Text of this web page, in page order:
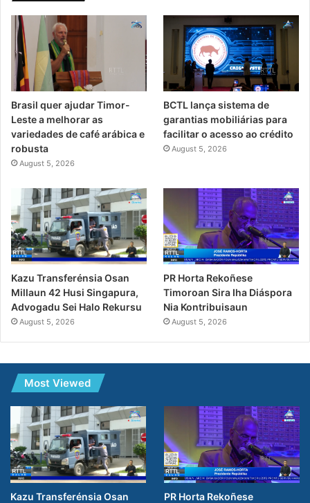
Brasil quer ajudar Timor-
Leste a melhorar as
variedades de café arábica e
robusta
August 5, 2026
BCTL lança sistema de
garantias mobiliárias para
facilitar o acesso ao crédito
August 5, 2026
Kazu Transferénsia Osan
Millaun 42 Husi Singapura,
Advogadu Sei Halo Rekursu
August 5, 2026
PR Horta Rekoñese
Timoroan Sira Iha Diáspora
Nia Kontribuisaun
August 5, 2026
Most Viewed
Kazu Transferénsia Osan
PR Horta Rekoñese